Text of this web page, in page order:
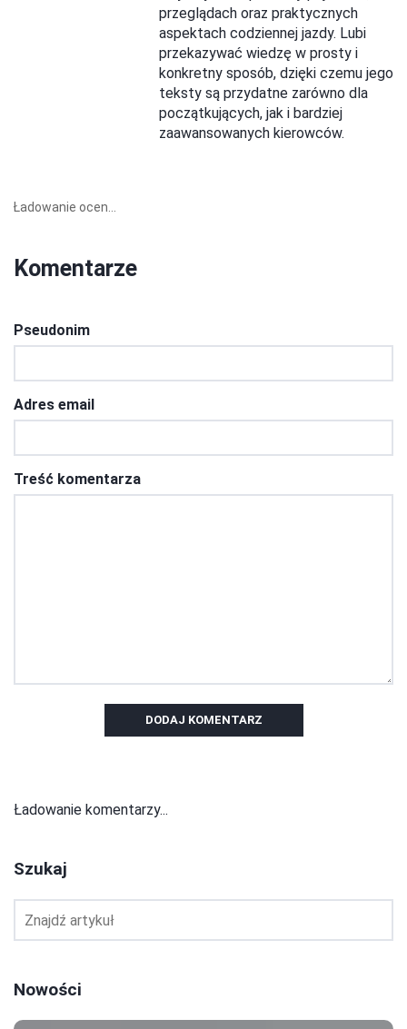
przeglądach oraz praktycznych
aspektach codziennej jazdy. Lubi
przekazywać wiedzę w prosty i
konkretny sposób, dzięki czemu jego
teksty są przydatne zarówno dla
początkujących, jak i bardziej
zaawansowanych kierowców.
Ładowanie ocen...
Komentarze
Pseudonim
Adres email
Treść komentarza
DODAJ KOMENTARZ
Ładowanie komentarzy...
Szukaj
Nowości